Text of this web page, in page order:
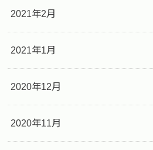
2021年2月
2021年1月
2020年12月
2020年11月